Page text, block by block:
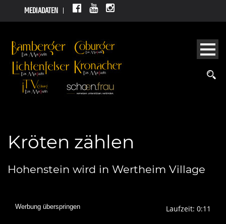
MEDIADATEN
Kröten zählen
Hohenstein wird in Wertheim Village
Laufzeit: 0:11
Werbung überspringen